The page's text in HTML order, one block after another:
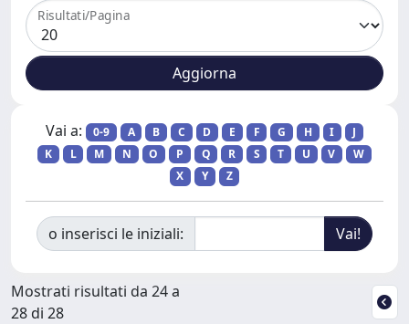
Risultati/Pagina
Vai a: 0-9 A B C D E F G H I
J
K
L M N O P Q R S T U V
W
X
Y Z
o inserisci le iniziali:
Mostrati risultati da 24 a
28 di 28